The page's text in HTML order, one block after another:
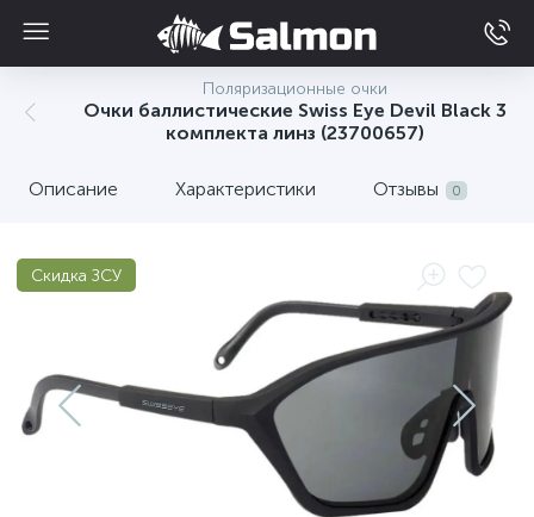
Поляризационные очки
Очки баллистические Swiss Eye Devil Black 3
комплекта линз (23700657)
Описание Характеристики Отзывы 0
Скидка ЗСУ